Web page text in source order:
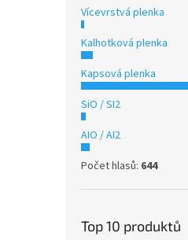
Vícevrstvá plenka
Kalhotková plenka
Kapsová plenka
SiO / SI2
AIO / AI2
Počet hlasů: 644
Top 10 produktů